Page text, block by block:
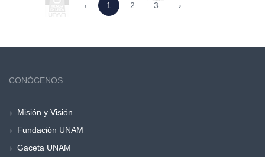
‹ 1 2 3 ›
CONÓCENOS
Misión y Visión
Fundación UNAM
Gaceta UNAM